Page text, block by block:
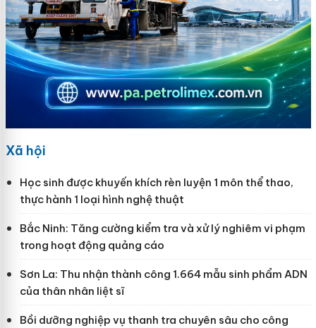
Xã hội
Học sinh được khuyến khích rèn luyện 1 môn thể thao,
thực hành 1 loại hình nghệ thuật
Bắc Ninh: Tăng cường kiểm tra và xử lý nghiêm vi phạm
trong hoạt động quảng cáo
Sơn La: Thu nhận thành công 1.664 mẫu sinh phẩm ADN
của thân nhân liệt sĩ
Bồi dưỡng nghiệp vụ thanh tra chuyên sâu cho công